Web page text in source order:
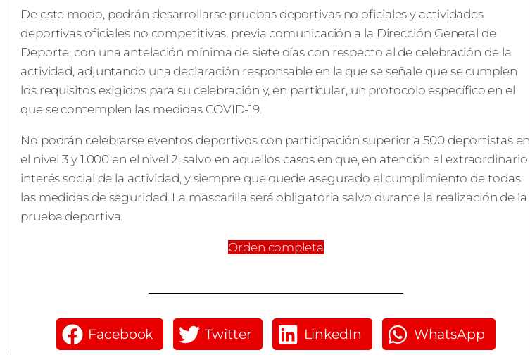
De este modo, podrán desarrollarse pruebas deportivas no oficiales y actividades
deportivas oficiales no competitivas, previa comunicación a la Dirección General de
Deporte, con una antelación mínima de siete días con respecto al de celebración de la
actividad, adjuntando una declaración responsable en la que se señale que se cumplen
los requisitos exigidos para su celebración y, en particular, un protocolo específico en el
que se contemplen las medidas COVID-19.
No podrán celebrarse eventos deportivos con participación superior a 500 deportistas en
el nivel 3 y 1.000 en el nivel 2, salvo en aquellos casos en que, en atención al extraordinario
interés social de la actividad, y siempre que quede asegurado el cumplimiento de todas
las medidas de seguridad. La mascarilla será obligatoria salvo durante la realización de la
prueba deportiva.
Orden completa
Facebook Twitter LinkedIn WhatsApp